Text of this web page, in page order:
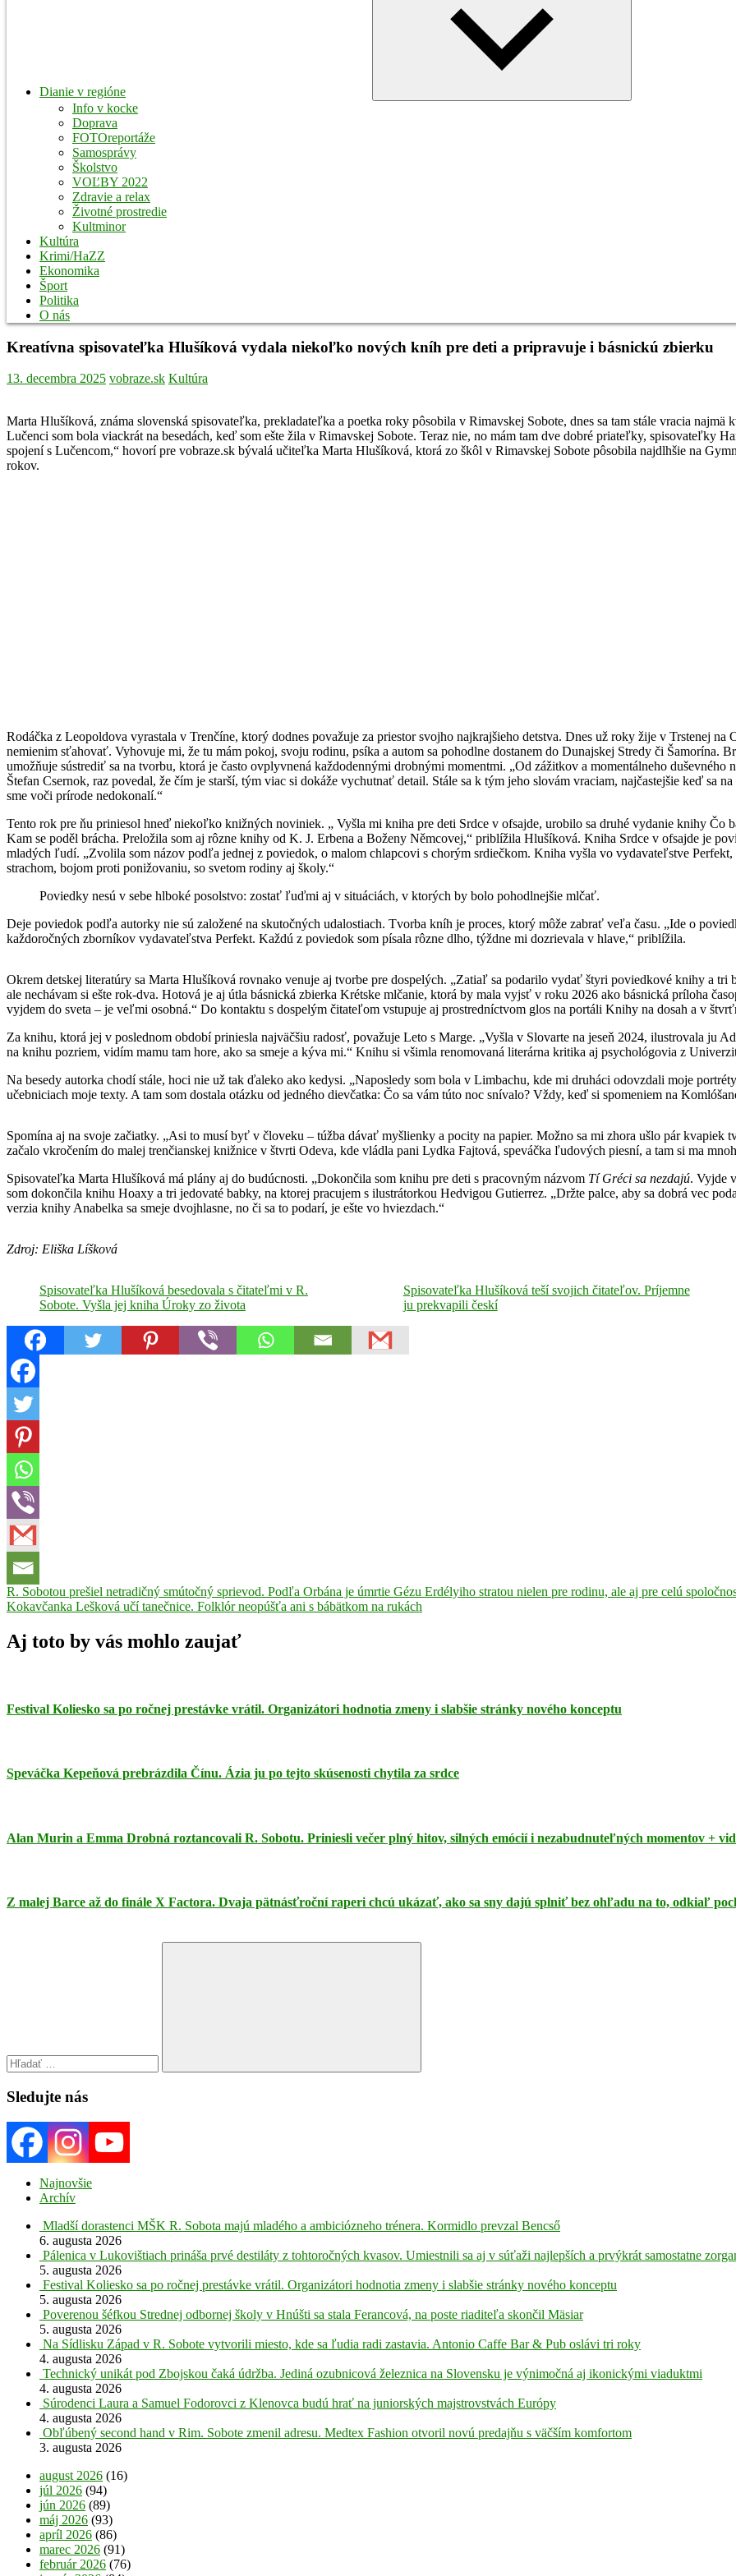
Dianie v regióne
Info v kocke
Doprava
FOTOreportáže
Samosprávy
Školstvo
VOĽBY 2022
Zdravie a relax
Životné prostredie
Kultminor
Kultúra
Krimi/HaZZ
Ekonomika
Šport
Politika
O nás
Kreatívna spisovateľka Hlušíková vydala niekoľko nových kníh pre deti a pripravuje i básnickú zbierku
13. decembra 2025 vobraze.sk Kultúra
Marta Hlušíková, známa slovenská spisovateľka, prekladateľka a poetka roky pôsobila v Rimavskej Sobote, dnes sa tam stále vracia
Lučenci som bola viackrát na besedách, keď som ešte žila v Rimavskej Sobote. Teraz nie, no mám tam dve dobré priateľky, spisovateľky
spojení s Lučencom,“ hovorí pre vobraze.sk bývalá učiteľka Marta Hlušíková, ktorá zo škôl v Rimavskej Sobote pôsobila najdlhšie na
rokov.
Rodáčka z Leopoldova vyrastala v Trenčíne, ktorý dodnes považuje za priestor svojho najkrajšieho detstva. Dnes už roky žije v Trstenej na
nemienim sťahovať. Vyhovuje mi, že tu mám pokoj, svoju rodinu, psíka a autom sa pohodlne dostanem do Dunajskej Stredy či Šamorína.
umožňuje sústrediť sa na tvorbu, ktorá je často ovplyvnená každodennými drobnými momentmi. „Od zážitkov a momentálneho
Štefan Csernok, raz povedal, že čím je starší, tým viac si dokáže vychutnať detail. Stále sa k tým jeho slovám vraciam, najčastejšie keď sa
sme voči prírode nedokonalí.“
Tento rok pre ňu priniesol hneď niekoľko knižných noviniek. „ Vyšla mi kniha pre deti Srdce v ofsajde, urobilo sa druhé vydanie knihy Čo
Kam se poděl brácha. Preložila som aj rôzne knihy od K. J. Erbena a Boženy Němcovej,“ priblížila Hlušíková. Kniha Srdce v ofsajde je
mladých ľudí. „Zvolila som názov podľa jednej z poviedok, o malom chlapcovi s chorým srdiečkom. Kniha vyšla vo vydavateľstve
strachom, bojom proti ponižovaniu, so svetom rodiny aj školy.“
Poviedky nesú v sebe hlboké posolstvo: zostať ľuďmi aj v situáciách, v ktorých by bolo pohodlnejšie mlčať.
Deje poviedok podľa autorky nie sú založené na skutočných udalostiach. Tvorba kníh je proces, ktorý môže zabrať veľa času. „Ide o
každoročných zborníkov vydavateľstva Perfekt. Každú z poviedok som písala rôzne dlho, týždne mi dozrievala v hlave,“ priblížila.
Okrem detskej literatúry sa Marta Hlušíková rovnako venuje aj tvorbe pre dospelých. „Zatiaľ sa podarilo vydať štyri poviedkové knihy a
ale nechávam si ešte rok-dva. Hotová je aj útla básnická zbierka Krétske mlčanie, ktorá by mala vyjsť v roku 2026 ako básnická príloha
vyjdem do sveta – je veľmi osobná.“ Do kontaktu s dospelým čitateľom vstupuje aj prostredníctvom glos na portáli Knihy na dosah a v
Za knihu, ktorá jej v poslednom období priniesla najväčšiu radosť, považuje Leto s Marge. „Vyšla v Slovarte na jeseň 2024, ilustrovala ju
na knihu pozriem, vidím mamu tam hore, ako sa smeje a kýva mi.“ Knihu si všimla renomovaná literárna kritika aj psychológovia z
Na besedy autorka chodí stále, hoci nie už tak ďaleko ako kedysi. „Naposledy som bola v Limbachu, kde mi druháci odovzdali moje
učebniciach moje texty. A tam som dostala otázku od jedného dievčatka: Čo sa vám túto noc snívalo? Vždy, keď si spomeniem na
Spomína aj na svoje začiatky. „Asi to musí byť v človeku – túžba dávať myšlienky a pocity na papier. Možno sa mi zhora ušlo pár kvapiek
začalo vkročením do malej trenčianskej knižnice v štvrti Odeva, kde vládla pani Lydka Fajtová, speváčka ľudových piesní, a tam si ma
Spisovateľka Marta Hlušíková má plány aj do budúcnosti. „Dokončila som knihu pre deti s pracovným názvom Tí Gréci sa nezdajú. Vyjde
som dokončila knihu Hoaxy a tri jedovaté babky, na ktorej pracujem s ilustrátorkou Hedvigou Gutierrez. „Držte palce, aby sa dobrá vec
verzia knihy Anabelka sa smeje dvojhlasne, no či sa to podarí, je ešte vo hviezdach.“
Zdroj: Eliška Líšková
Spisovateľka Hlušíková besedovala s čitateľmi v R.
Sobote. Vyšla jej kniha Úroky zo života
Spisovateľka Hlušíková teší svojich čitateľov. Príjemne
ju prekvapili českí
Navigácia
v
článku
Previous
Post:
R. Sobotou prešiel netradičný smútočný sprievod. Podľa Orbána je úmrtie Gézu Erdélyiho stratou nielen pre rodinu, ale aj pre celú
Next
Kokavčanka Lešková učí tanečnice. Folklór neopúšťa ani s bábätkom na rukách
Aj toto by vás mohlo zaujať
Festival Koliesko sa po ročnej prestávke vrátil. Organizátori hodnotia zmeny i slabšie stránky nového konceptu
Speváčka Kepeňová prebrázdila Čínu. Ázia ju po tejto skúsenosti chytila za srdce
Alan Murin a Emma Drobná roztancovali R. Sobotu. Priniesli večer plný hitov, silných emócií i nezabudnuteľných momentov +
Z malej Barce až do finále X Factora. Dvaja pätnásťroční raperi chcú ukázať, ako sa sny dajú splniť bez ohľadu na to, odkiaľ
Search
Sledujte nás
Najnovšie
Archív
Mladší dorastenci MŠK R. Sobota majú mladého a ambiciózneho trénera. Kormidlo prevzal Bencső
6. augusta 2026
Pálenica v Lukovištiach prináša prvé destiláty z tohtoročných kvasov. Umiestnili sa aj v súťaži najlepších a prvýkrát samostatne
5. augusta 2026
Festival Koliesko sa po ročnej prestávke vrátil. Organizátori hodnotia zmeny i slabšie stránky nového konceptu
5. augusta 2026
Poverenou šéfkou Strednej odbornej školy v Hnúšti sa stala Ferancová, na poste riaditeľa skončil Mäsiar
5. augusta 2026
Na Sídlisku Západ v R. Sobote vytvorili miesto, kde sa ľudia radi zastavia. Antonio Caffe Bar & Pub oslávi tri roky
4. augusta 2026
Technický unikát pod Zbojskou čaká údržba. Jediná ozubnicová železnica na Slovensku je výnimočná aj ikonickými viaduktmi
4. augusta 2026
Súrodenci Laura a Samuel Fodorovci z Klenovca budú hrať na juniorských majstrovstvách Európy
4. augusta 2026
Obľúbený second hand v Rim. Sobote zmenil adresu. Medtex Fashion otvoril novú predajňu s väčším komfortom
3. augusta 2026
august 2026 (16)
júl 2026 (94)
jún 2026 (89)
máj 2026 (93)
apríl 2026 (86)
marec 2026 (91)
február 2026 (76)